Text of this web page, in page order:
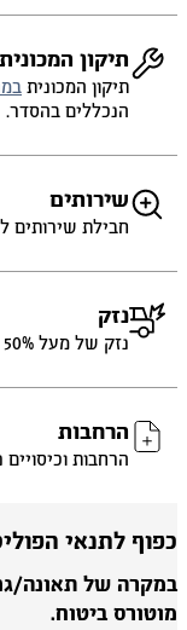
תיקון המכונית
תיקון המכונית
הנכללים בהסדר.
שירותים
חבילת שירותים
נזק
נזק של מעל 50% ייחשב לנזק מוחלט
הרחבות
הרחבות וכיסויים
לתנאי
של תאונה/
ביטוח.